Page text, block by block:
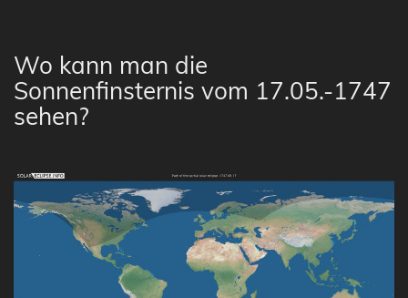
Wo kann man die
Sonnenfinsternis vom 17.05.-1747
sehen?